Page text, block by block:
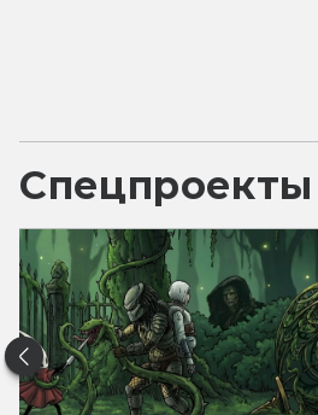
Спецпроекты